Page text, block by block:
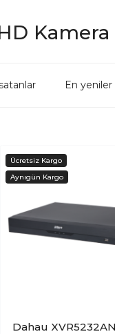
En yeniler
Dahau